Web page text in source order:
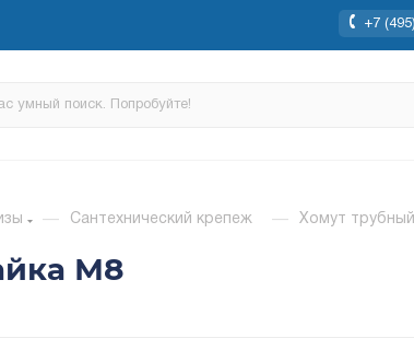
+7
— Сантехнический крепеж — Хомут
М8